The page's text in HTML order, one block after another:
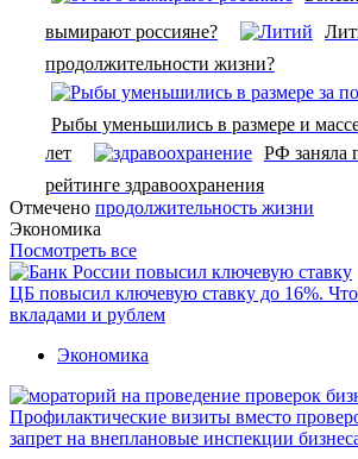
вымирают россияне?
продолжительности жизни?
Рыбы уменьшились в размере и
лет
РФ заняла
рейтинге здравоохранения
Отмечено продолжительность жизни
Экономика
Посмотреть все
ЦБ повысил ключевую ставку до 16%. Что
вкладами и рублем
Экономика
Профилактические визиты вместо
запрет на внеплановые инспекции